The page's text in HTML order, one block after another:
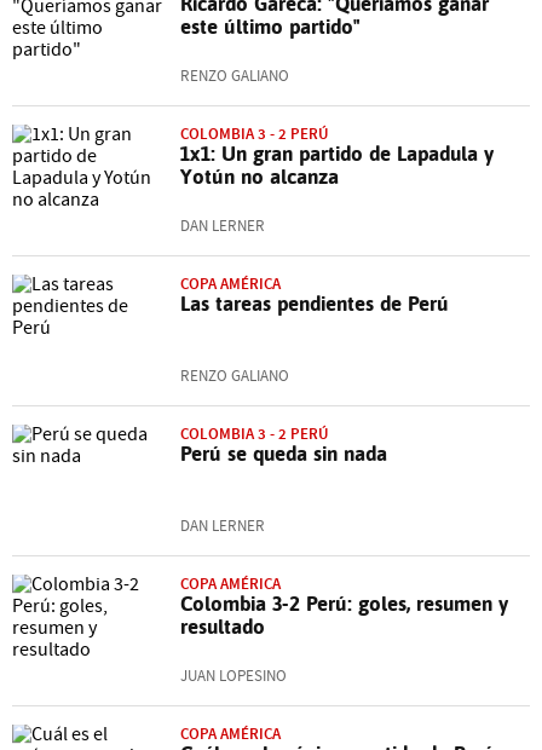
este último partido"
RENZO GALIANO
COLOMBIA 3 - 2 PERÚ
1x1: Un gran partido de Lapadula y
Yotún no alcanza
DAN LERNER
COPA AMÉRICA
Las tareas pendientes de Perú
RENZO GALIANO
COLOMBIA 3 - 2 PERÚ
Perú se queda sin nada
DAN LERNER
COPA AMÉRICA
Colombia 3-2 Perú: goles, resumen y
resultado
JUAN LOPESINO
COPA AMÉRICA